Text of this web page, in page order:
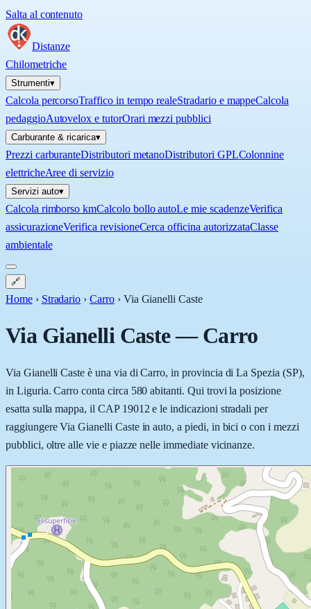
Salta al contenuto
Distanze
Chilometriche
Strumenti▾
Calcola percorsoTraffico in tempo realeStradario e mappeCalcola
pedaggioAutovelox e tutorOrari mezzi pubblici
Carburante & ricarica▾
Prezzi carburanteDistributori metanoDistributori GPLColonnine
elettricheAree di servizio
Servizi auto▾
Calcola rimborso kmCalcolo bollo autoLe mie scadenzeVerifica
assicurazioneVerifica revisioneCerca officina autorizzataClasse
ambientale
🔗
Home › Stradario › Carro › Via Gianelli Caste
Via Gianelli Caste—Carro
Via Gianelli Caste è una via di Carro, in provincia di La Spezia (SP),
in Liguria. Carro conta circa 580 abitanti. Qui trovi la posizione
esatta sulla mappa, il CAP 19012 e le indicazioni stradali per
raggiungere Via Gianelli Caste in auto, a piedi, in bici o con i mezzi
pubblici, oltre alle vie e piazze nelle immediate vicinanze.